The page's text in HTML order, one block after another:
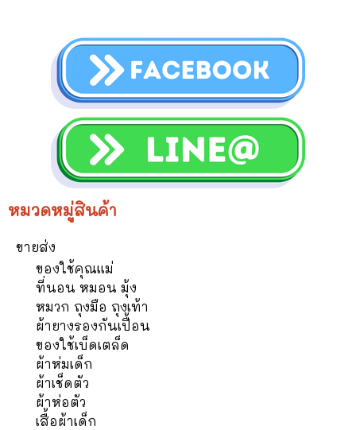
หมวดหมู่สินค้า
ขายส่ง
ของใช้คุณแม่
ที่นอน หมอน มุ้ง
หมวก ถุงมือ ถุงเท้า
ผ้ายางรองกันเปื้อน
ของใช้เบ็ดเตล็ด
ผ้าห่มเด็ก
ผ้าเช็ดตัว
ผ้าห่อตัว
เสื้อผ้าเด็ก